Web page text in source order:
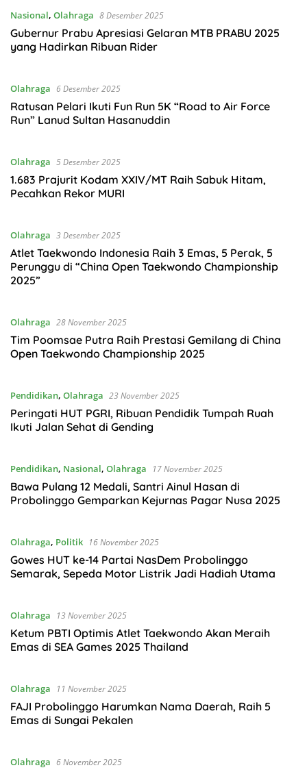
Nasional, Olahraga 8 Desember 2025
Gubernur Prabu Apresiasi Gelaran MTB PRABU 2025
yang Hadirkan Ribuan Rider
Olahraga 6 Desember 2025
Ratusan Pelari Ikuti Fun Run 5K “Road to Air Force
Run” Lanud Sultan Hasanuddin
Olahraga 5 Desember 2025
1.683 Prajurit Kodam XXIV/MT Raih Sabuk Hitam,
Pecahkan Rekor MURI
Olahraga 3 Desember 2025
Atlet Taekwondo Indonesia Raih 3 Emas, 5 Perak, 5
Perunggu di “China Open Taekwondo Championship
2025”
Olahraga 28 November 2025
Tim Poomsae Putra Raih Prestasi Gemilang di China
Open Taekwondo Championship 2025
Pendidikan, Olahraga 23 November 2025
Peringati HUT PGRI, Ribuan Pendidik Tumpah Ruah
Ikuti Jalan Sehat di Gending
Pendidikan, Nasional, Olahraga 17 November 2025
Bawa Pulang 12 Medali, Santri Ainul Hasan di
Probolinggo Gemparkan Kejurnas Pagar Nusa 2025
Olahraga, Politik 16 November 2025
Gowes HUT ke-14 Partai NasDem Probolinggo
Semarak, Sepeda Motor Listrik Jadi Hadiah Utama
Olahraga 13 November 2025
Ketum PBTI Optimis Atlet Taekwondo Akan Meraih
Emas di SEA Games 2025 Thailand
Olahraga 11 November 2025
FAJI Probolinggo Harumkan Nama Daerah, Raih 5
Emas di Sungai Pekalen
Olahraga 6 November 2025